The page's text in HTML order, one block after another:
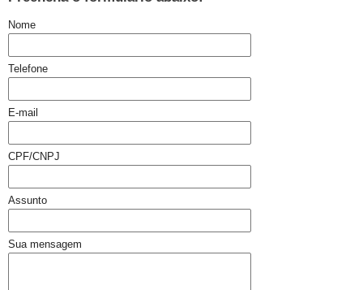
Nome
Telefone
E-mail
CPF/CNPJ
Assunto
Sua mensagem